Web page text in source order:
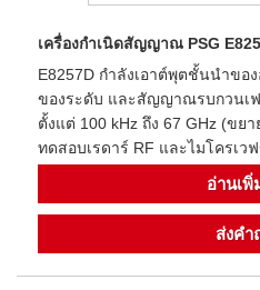
เครื่องกำเนิดสัญญาณ PSG
E8257D กำลังเอาต์พุตชั้นนำขอ
ของระดับ และสัญญาณรบกวนเ
ตั้งแต่ 100 kHz ถึง 67 GHz (ขย
ทดสอบเรดาร์ RF และไมโครเว
อ่านเพิ่
ส่งคำ